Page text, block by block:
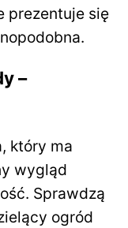
prezentuje się
–
który ma
wygląd
Sprawdzą
ogród